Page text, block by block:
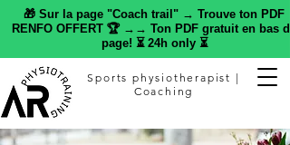
🎁 Sur la page "Coach trail" → Trouve ton PDF
RENFO OFFERT 🏆 →→ Ton PDF gratuit en bas de
page! ⏳ 24h only ⏳
Sports physiotherapist |
Coaching